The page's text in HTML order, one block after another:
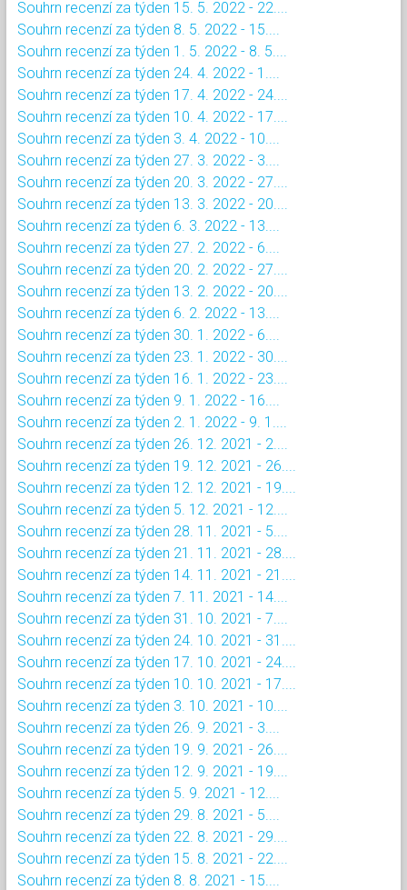
Souhrn recenzí za týden 15. 5. 2022 - 22....
Souhrn recenzí za týden 8. 5. 2022 - 15....
Souhrn recenzí za týden 1. 5. 2022 - 8. 5....
Souhrn recenzí za týden 24. 4. 2022 - 1....
Souhrn recenzí za týden 17. 4. 2022 - 24....
Souhrn recenzí za týden 10. 4. 2022 - 17....
Souhrn recenzí za týden 3. 4. 2022 - 10....
Souhrn recenzí za týden 27. 3. 2022 - 3....
Souhrn recenzí za týden 20. 3. 2022 - 27....
Souhrn recenzí za týden 13. 3. 2022 - 20....
Souhrn recenzí za týden 6. 3. 2022 - 13....
Souhrn recenzí za týden 27. 2. 2022 - 6....
Souhrn recenzí za týden 20. 2. 2022 - 27....
Souhrn recenzí za týden 13. 2. 2022 - 20....
Souhrn recenzí za týden 6. 2. 2022 - 13....
Souhrn recenzí za týden 30. 1. 2022 - 6....
Souhrn recenzí za týden 23. 1. 2022 - 30....
Souhrn recenzí za týden 16. 1. 2022 - 23....
Souhrn recenzí za týden 9. 1. 2022 - 16....
Souhrn recenzí za týden 2. 1. 2022 - 9. 1....
Souhrn recenzí za týden 26. 12. 2021 - 2....
Souhrn recenzí za týden 19. 12. 2021 - 26....
Souhrn recenzí za týden 12. 12. 2021 - 19....
Souhrn recenzí za týden 5. 12. 2021 - 12....
Souhrn recenzí za týden 28. 11. 2021 - 5....
Souhrn recenzí za týden 21. 11. 2021 - 28....
Souhrn recenzí za týden 14. 11. 2021 - 21....
Souhrn recenzí za týden 7. 11. 2021 - 14....
Souhrn recenzí za týden 31. 10. 2021 - 7....
Souhrn recenzí za týden 24. 10. 2021 - 31....
Souhrn recenzí za týden 17. 10. 2021 - 24....
Souhrn recenzí za týden 10. 10. 2021 - 17....
Souhrn recenzí za týden 3. 10. 2021 - 10....
Souhrn recenzí za týden 26. 9. 2021 - 3....
Souhrn recenzí za týden 19. 9. 2021 - 26....
Souhrn recenzí za týden 12. 9. 2021 - 19....
Souhrn recenzí za týden 5. 9. 2021 - 12....
Souhrn recenzí za týden 29. 8. 2021 - 5....
Souhrn recenzí za týden 22. 8. 2021 - 29....
Souhrn recenzí za týden 15. 8. 2021 - 22....
Souhrn recenzí za týden 8. 8. 2021 - 15....